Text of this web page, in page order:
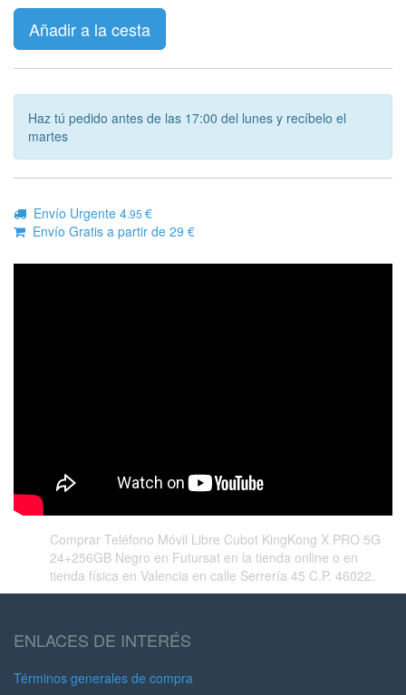
Añadir a la cesta
Haz tú pedido antes de las 17:00 del lunes y recíbelo el
martes
Envío Urgente 4.95 €
Envío Gratis a partir de 29 €
Comprar Teléfono Móvil Libre Cubot KingKong X PRO 5G
24+256GB Negro en Futursat en la tienda online o en
tienda física en Valencia en calle Serrería 45 C.P. 46022.
ENLACES DE INTERÉS
Términos generales de compra